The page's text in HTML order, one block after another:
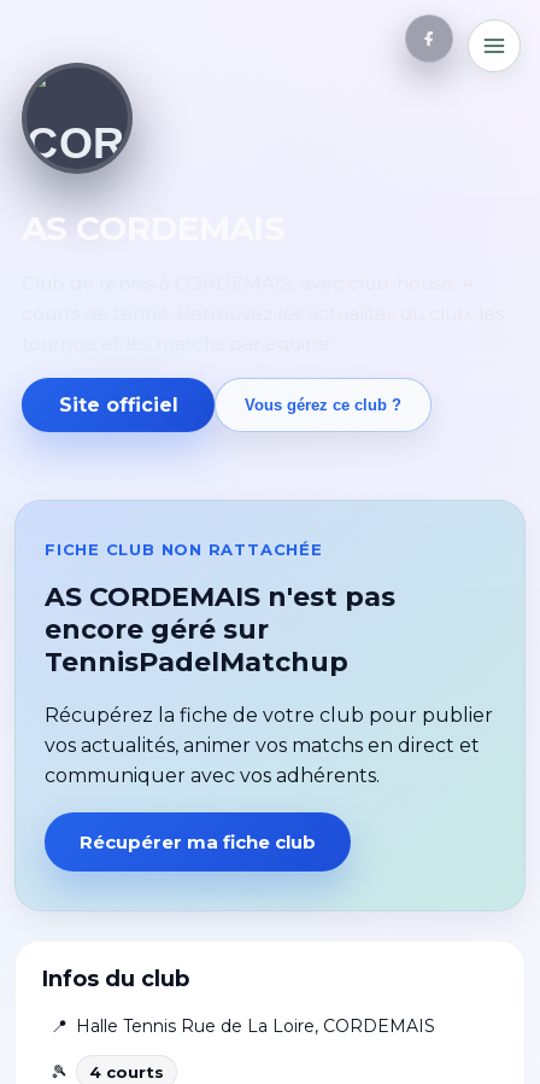
AS CORDEMAIS
Site officiel Vous gérez ce club ?
Infos du club
📍 Halle Tennis Rue de La Loire, CORDEMAIS
🎾 4 courts
FICHE CLUB NON RATTACHÉE
AS CORDEMAIS n'est pas
encore géré sur
TennisPadelMatchup
Récupérez la fiche de votre club pour publier
vos actualités, animer vos matchs en direct et
communiquer avec vos adhérents.
Récupérer ma fiche club